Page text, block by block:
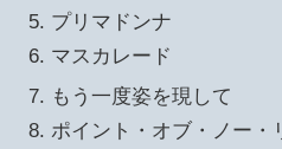
プリマドンナ
マスカレード
もう一度姿を現して
ポイント・オブ・ノー・